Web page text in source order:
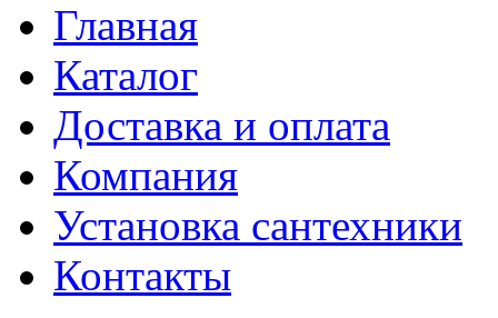
Главная
Каталог
Доставка и оплата
Компания
Установка сантехники
Контакты